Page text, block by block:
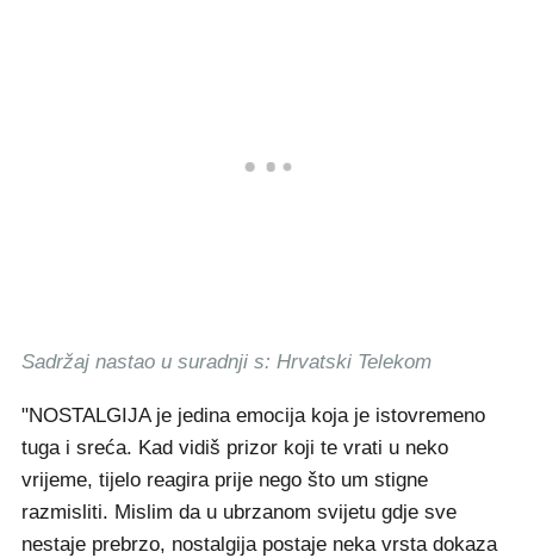
Sadržaj nastao u suradnji s: Hrvatski Telekom
"NOSTALGIJA je jedina emocija koja je istovremeno
tuga i sreća. Kad vidiš prizor koji te vrati u neko
vrijeme, tijelo reagira prije nego što um stigne
razmisliti. Mislim da u ubrzanom svijetu gdje sve
nestaje prebrzo, nostalgija postaje neka vrsta dokaza